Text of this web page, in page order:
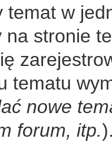
temat w
na stronie
tematu
nowe
forum, itp.